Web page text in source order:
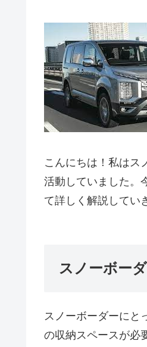
こんにちは！私はス
活動していました。
て詳しく解説してい
スノーボー
スノーボーダーにと
の収納スペースが必